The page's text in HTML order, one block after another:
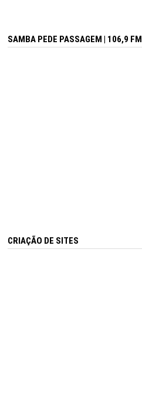
SAMBA PEDE PASSAGEM | 106,9 FM
CRIAÇÃO DE SITES